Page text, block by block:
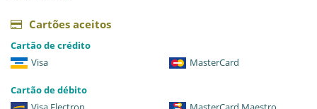
Cartões aceitos
Cartão de crédito
Visa
MasterCard
Cartão de débito